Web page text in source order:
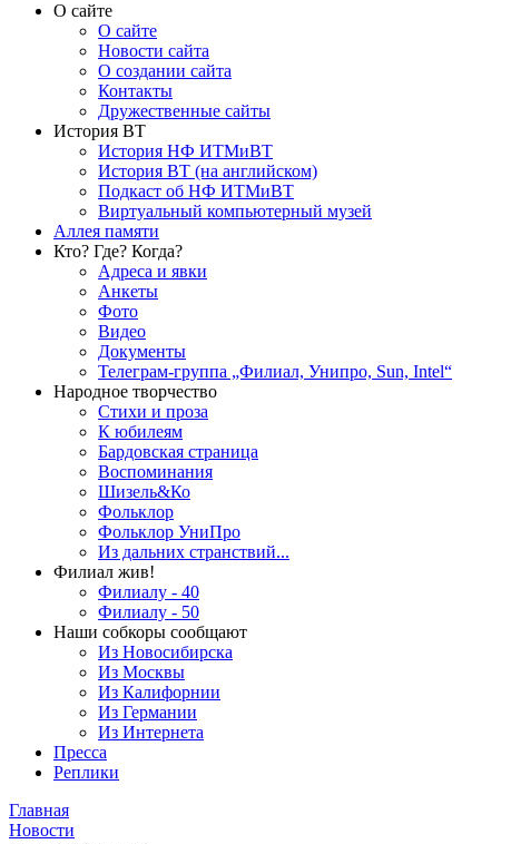
О сайте
О сайте
Новости сайта
О создании сайта
Контакты
Дружественные сайты
История ВТ
История НФ ИТМиВТ
История ВТ (на английском)
Подкаст об НФ ИТМиВТ
Виртуальный компьютерный музей
Аллея памяти
Кто? Где? Когда?
Адреса и явки
Анкеты
Фото
Видео
Документы
Телеграм-группа „Филиал, Унипро, Sun, Intel“
Народное творчество
Стихи и проза
К юбилеям
Бардовская страница
Воспоминания
Шизель&Ко
Фольклор
Фольклор УниПро
Из дальних странствий...
Филиал жив!
Филиалу - 40
Филиалу - 50
Наши собкоры сообщают
Из Новосибирска
Из Москвы
Из Калифорнии
Из Германии
Из Интернета
Пресса
Реплики
Главная
Новости